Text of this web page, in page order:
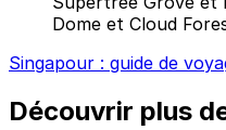
Dome et Cloud
Singapour : guide de
Découvrir plus